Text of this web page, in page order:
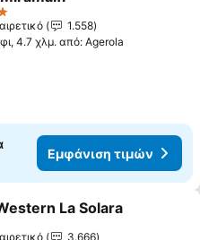
στα αγαπημένα
1.558
4.7 χλμ. από: Agerola
Εμφάνιση τιμών
στα αγαπημένα
La Solara
3.666